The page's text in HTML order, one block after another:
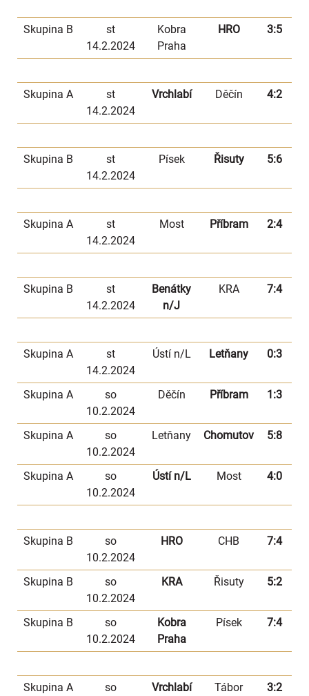
Skupina B
st
14.2.2024
Kobra
Praha
HRO 3:5
Skupina A
st
14.2.2024
Vrchlabí Děčín 4:2
Skupina B
st
14.2.2024
Písek Řisuty 5:6
Skupina A
st
14.2.2024
Most Příbram 2:4
Skupina B
st
14.2.2024
Benátky
n/J
KRA 7:4
Skupina A
st
14.2.2024
Ústí n/L Letňany 0:3
Skupina A
so
10.2.2024
Děčín Příbram 1:3
Skupina A
so
10.2.2024
Letňany Chomutov 5:8
Skupina A
so
10.2.2024
Ústí n/L Most 4:0
Skupina B
so
10.2.2024
HRO CHB 7:4
Skupina B
so
10.2.2024
KRA Řisuty 5:2
Skupina B
so
10.2.2024
Kobra
Praha
Písek 7:4
Skupina A
so
Vrchlabí Tábor 3:2